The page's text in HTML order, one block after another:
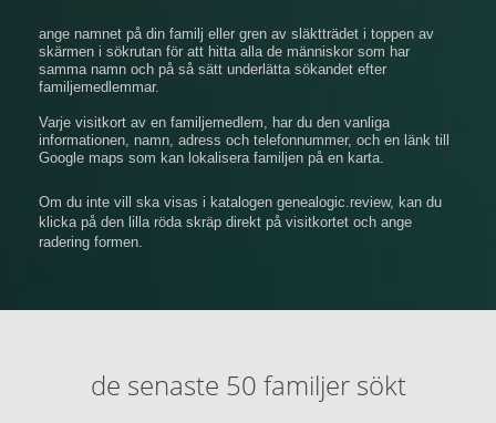
ange namnet på din familj eller gren av släktträdet i toppen av
skärmen i sökrutan för att hitta alla de människor som har
samma namn och på så sätt underlätta sökandet efter
familjemedlemmar.
Varje visitkort av en familjemedlem, har du den vanliga
informationen, namn, adress och telefonnummer, och en länk till
Google maps som kan lokalisera familjen på en karta.
Om du inte vill ska visas i katalogen genealogic.review, kan du
klicka på den lilla röda skräp direkt på visitkortet och ange
radering formen.
de senaste 50 familjer sökt